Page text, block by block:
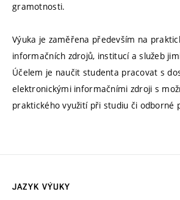
gramotnosti.
Výuka je zaměřena především na
informačních zdrojů, institucí a služeb
Účelem je naučit studenta pracovat s
elektronickými informačními zdroji s
praktického využití při studiu či odborné
JAZYK VÝUKY